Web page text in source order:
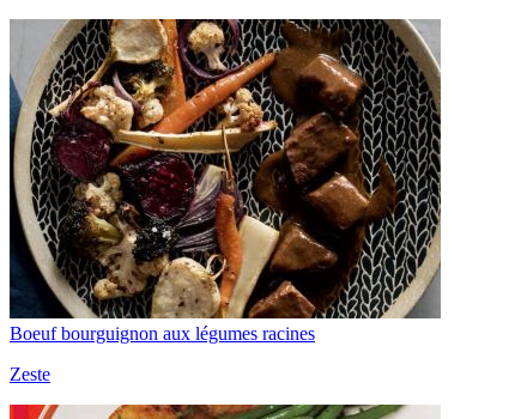
Boeuf bourguignon aux légumes racines
Zeste